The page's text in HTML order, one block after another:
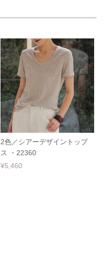
2色／シアーデザイントップ
ス ・22360
¥5,460